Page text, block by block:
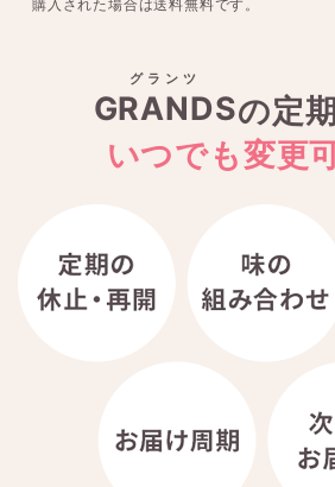
購入された場合は送料無料です。
GRANDS
グランツ
の定
いつでも変更